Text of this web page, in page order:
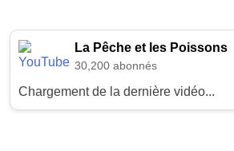
La Pêche et les Poissons
30,200 abonnés
Chargement de la dernière vidéo...